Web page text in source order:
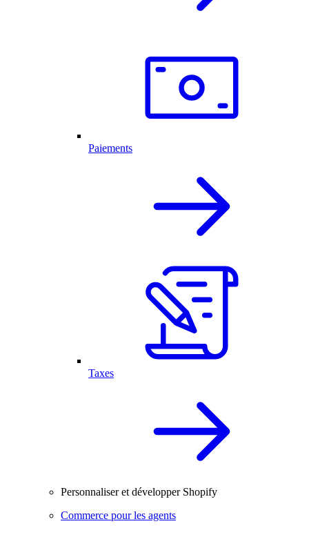
Paiements
Taxes
Personnaliser et développer Shopify
Commerce pour les agents